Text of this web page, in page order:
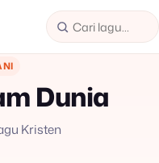
Dunia
Kristen